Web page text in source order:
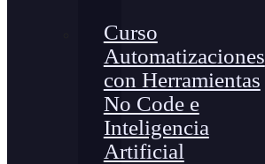
Curso
Automatizaciones
con Herramientas
No Code e
Inteligencia
Artificial